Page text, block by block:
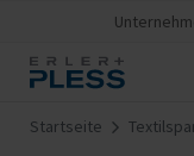
Startseite